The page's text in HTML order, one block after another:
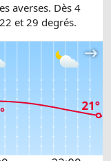
averses. Dès 4
et 29 degrés.